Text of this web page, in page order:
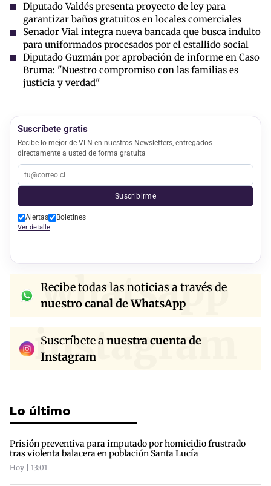
Diputado Valdés presenta proyecto de ley para
garantizar baños gratuitos en locales comerciales
Senador Vial integra nueva bancada que busca indulto
para uniformados procesados por el estallido social
Diputado Guzmán por aprobación de informe en Caso
Bruma: "Nuestro compromiso con las familias es
justicia y verdad"
Suscríbete gratis
Recibe lo mejor de VLN en nuestros Newsletters, entregados
directamente a usted de forma gratuita
Suscribirme
Alertas Boletines
Ver detalle
whatsapp
Recibe todas las noticias a través de
nuestro canal de WhatsApp
instagram
Suscríbete anuestra cuenta de
Instagram
Lo último
Prisión preventiva para imputado por homicidio frustrado
tras violenta balacera en población Santa Lucía
Hoy | 13:01